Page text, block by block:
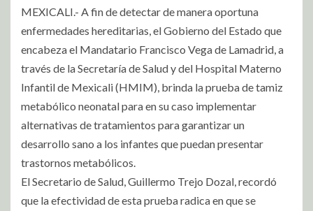
MEXICALI.- A fin de detectar de manera oportuna
enfermedades hereditarias, el Gobierno del Estado que
encabeza el Mandatario Francisco Vega de Lamadrid, a
través de la Secretaría de Salud y del Hospital Materno
Infantil de Mexicali (HMIM), brinda la prueba de tamiz
metabólico neonatal para en su caso implementar
alternativas de tratamientos para garantizar un
desarrollo sano a los infantes que puedan presentar
trastornos metabólicos.
El Secretario de Salud, Guillermo Trejo Dozal, recordó
que la efectividad de esta prueba radica en que se